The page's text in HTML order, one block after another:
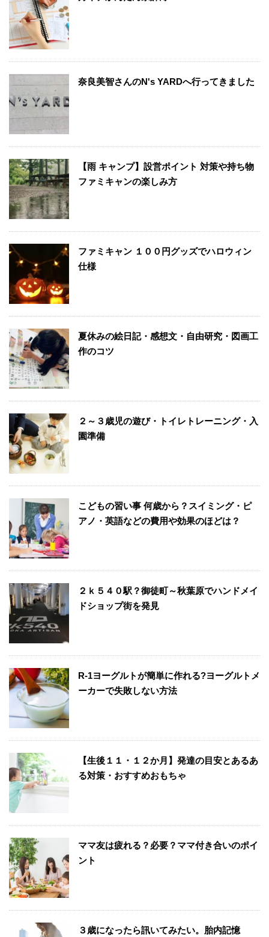
奈良美智さんのN's YARDへ行ってきました
【雨 キャンプ】設営ポイント 対策や持ち物
ファミキャンの楽しみ方
ファミキャン １００円グッズでハロウィン
仕様
夏休みの絵日記・感想文・自由研究・図画工
作のコツ
２～３歳児の遊び・トイレトレーニング・入
園準備
こどもの習い事 何歳から？スイミング・ピ
アノ・英語などの費用や効果のほどは？
２ｋ５４０駅？御徒町～秋葉原でハンドメイ
ドショップ街を発見
R-1ヨーグルトが簡単に作れる?ヨーグルトメ
ーカーで失敗しない方法
【生後１１・１２か月】発達の目安とあるあ
る対策・おすすめおもちゃ
ママ友は疲れる？必要？ママ付き合いのポイ
ント
３歳になったら訊いてみたい。胎内記憶